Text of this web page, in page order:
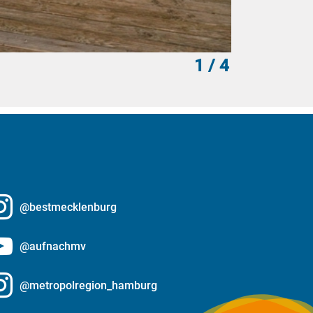
1 / 4
@bestmecklenburg
@aufnachmv
@metropolregion_hamburg